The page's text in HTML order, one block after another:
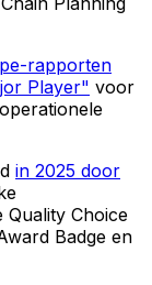
rapporten
Player" voor
in 2025 door
Quality Choice
Badge en